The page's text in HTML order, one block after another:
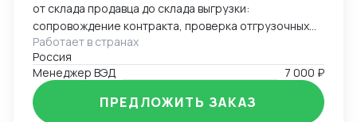
от склада продавца до склада выгрузки:
сопровождение контракта, проверка отгрузочных
документов, подготовка документов для
таможенного оформления, работа с брокерами и
таможенными службами, подача статистической
формы в таможенные органы, валютный контроль (
оформление УНК, СПД), поиск экспедиторов,
Работает в странах
Россия
Менеджер ВЭД
7 000 ₽
ПРЕДЛОЖИТЬ ЗАКАЗ